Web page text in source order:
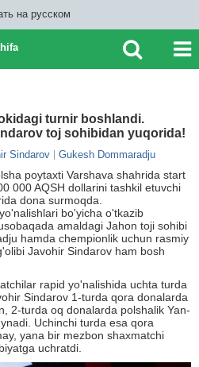
на русском
turnir boshlandi.
toj sohibidan yuqorida!
Sindarov Gukesh Dommaradju
poytaxti Varshava shahrida start
000 AQSH dollarini tashkil etuvchi
dona surmoqda.
bo'yicha o'tkazib
amaldagi Jahon toji sohibi
hamda chempionlik uchun rasmiy
Javohir Sindarov ham bosh
rapid yo'nalishida uchta turda
Sindarov 1-turda qora donalarda
2-turda oq donalarda polshalik Yan-
Uchinchi turda esa qora
yana bir mezbon shaxmatchi
uchratdi.